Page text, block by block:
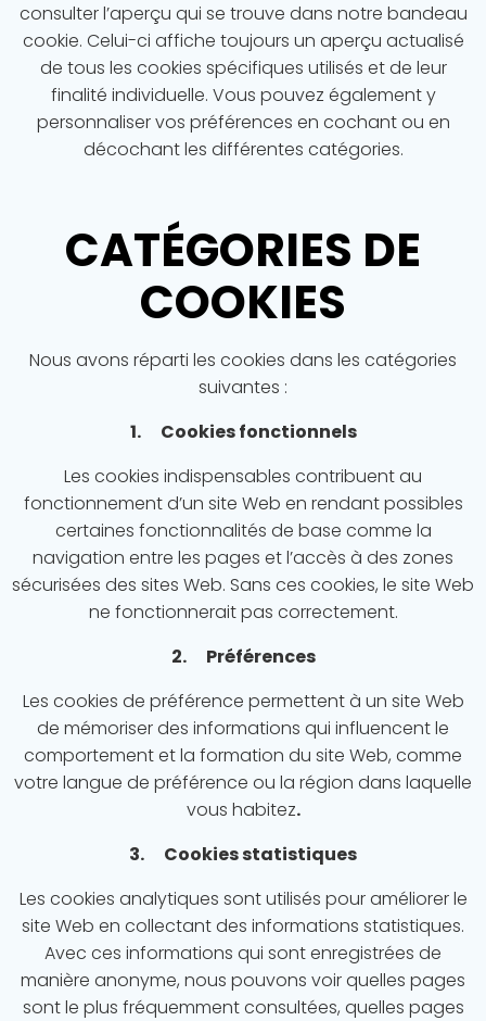
consulter l’aperçu qui se trouve dans notre bandeau
cookie. Celui-ci affiche toujours un aperçu actualisé
de tous les cookies spécifiques utilisés et de leur
finalité individuelle. Vous pouvez également y
personnaliser vos préférences en cochant ou en
décochant les différentes catégories.
CATÉGORIES DE
COOKIES
Nous avons réparti les cookies dans les catégories
suivantes :
1. Cookies fonctionnels
Les cookies indispensables contribuent au
fonctionnement d’un site Web en rendant possibles
certaines fonctionnalités de base comme la
navigation entre les pages et l’accès à des zones
sécurisées des sites Web. Sans ces cookies, le site Web
ne fonctionnerait pas correctement.
2. Préférences
Les cookies de préférence permettent à un site Web
de mémoriser des informations qui influencent le
comportement et la formation du site Web, comme
votre langue de préférence ou la région dans laquelle
vous habitez.
3. Cookies statistiques
Les cookies analytiques sont utilisés pour améliorer le
site Web en collectant des informations statistiques.
Avec ces informations qui sont enregistrées de
manière anonyme, nous pouvons voir quelles pages
sont le plus fréquemment consultées, quelles pages